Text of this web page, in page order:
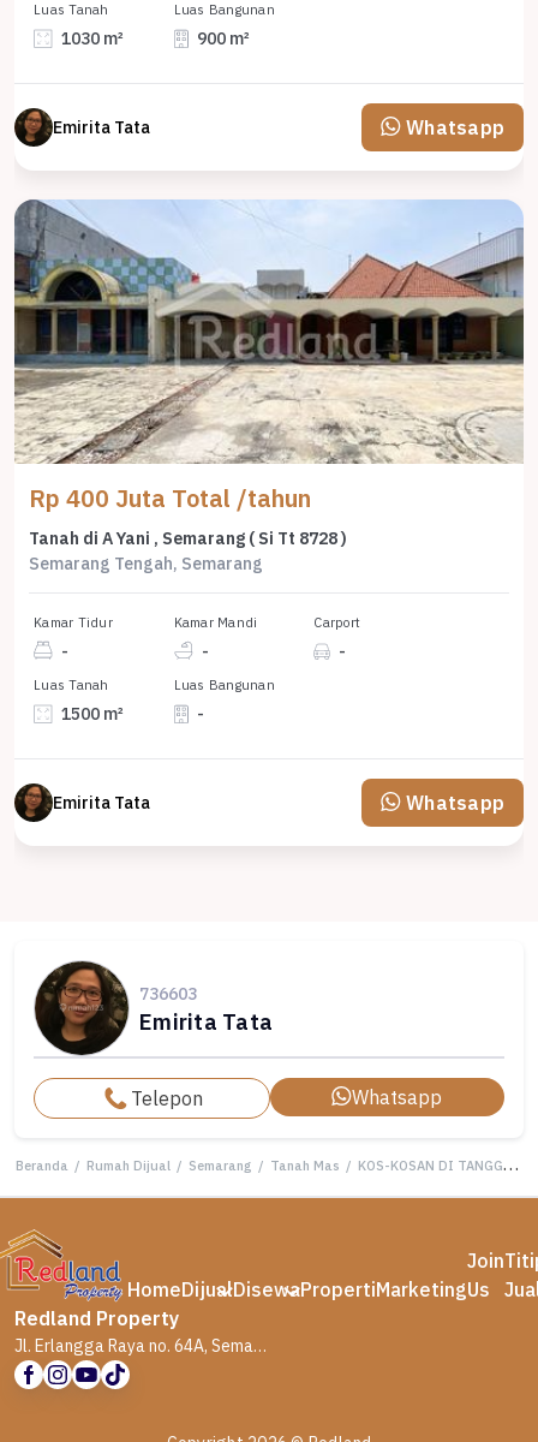
Luas Tanah
1030 m²
Luas Bangunan
900 m²
Emirita Tata Whatsapp
Rp 400 Juta Total /tahun
Tanah di A Yani , Semarang ( Si Tt 8728 )
Semarang Tengah, Semarang
Kamar Tidur
-
Kamar Mandi
-
Carport
-
Luas Tanah
1500 m²
Luas Bangunan
-
Emirita Tata Whatsapp
736603
Emirita Tata
Telepon Whatsapp
Beranda / Rumah Dijual / Semarang / Tanah Mas / KOS-KOSAN DI TANGGUL MAS
HomeDijualDisewaPropertiMarketing
Join
Us
Redland Property
Jl. Erlangga Raya no. 64A, Semarang